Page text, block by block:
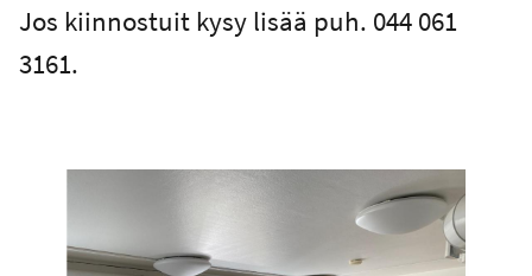
Jos kiinnostuit kysy lisää puh. 044 061
3161.